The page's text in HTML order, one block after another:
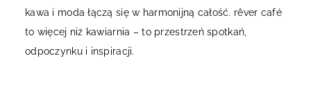
kawa i moda łączą się w harmonijną całość. rêver café
to więcej niż kawiarnia – to przestrzeń spotkań,
odpoczynku i inspiracji.